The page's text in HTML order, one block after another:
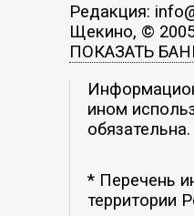
Редакция:
Щекино, ©
ПОКАЗАТЬ
ином
обязательна.
* Перечень
территории